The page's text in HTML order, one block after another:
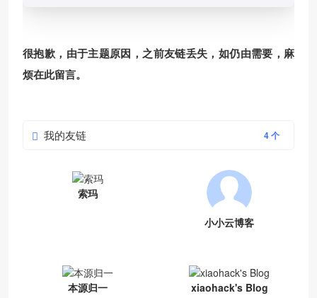
很抱歉，由于主题原因，之前友链丢失，如仍由需要，麻
烦在此留言。
我的友链 4 个
索玛
小小云博客
本源归一 xiaohack's Blog